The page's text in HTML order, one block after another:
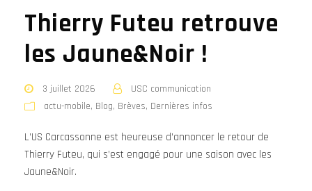
Thierry Futeu retrouve
les Jaune&Noir !
3 juillet 2026
USC communication
actu-mobile, Blog, Brèves, Dernières infos
L’US Carcassonne est heureuse d’annoncer le retour de
Thierry Futeu, qui s’est engagé pour une saison avec les
Jaune&Noir.